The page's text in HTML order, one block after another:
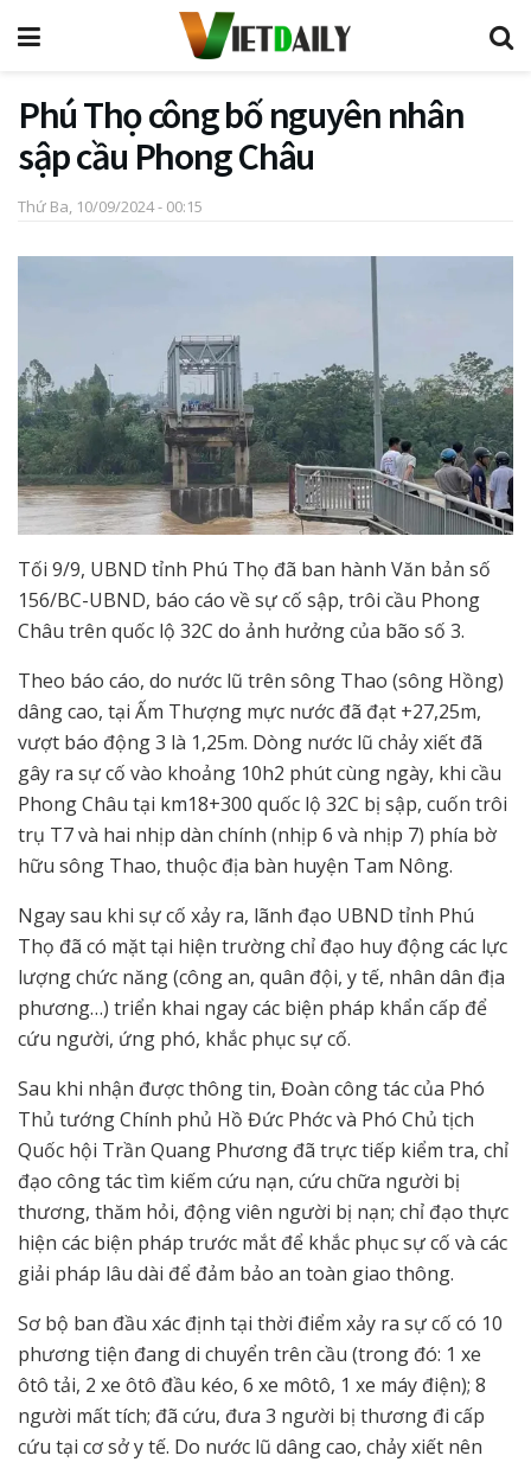
Phú Thọ công bố nguyên nhân
sập cầu Phong Châu
Thứ Ba, 10/09/2024 - 00:15
Tối 9/9, UBND tỉnh Phú Thọ đã ban hành Văn bản số
156/BC-UBND, báo cáo về sự cố sập, trôi cầu Phong
Châu trên quốc lộ 32C do ảnh hưởng của bão số 3.
Theo báo cáo, do nước lũ trên sông Thao (sông Hồng)
dâng cao, tại Ấm Thượng mực nước đã đạt +27,25m,
vượt báo động 3 là 1,25m. Dòng nước lũ chảy xiết đã
gây ra sự cố vào khoảng 10h2 phút cùng ngày, khi cầu
Phong Châu tại km18+300 quốc lộ 32C bị sập, cuốn trôi
trụ T7 và hai nhịp dàn chính (nhịp 6 và nhịp 7) phía bờ
hữu sông Thao, thuộc địa bàn huyện Tam Nông.
Ngay sau khi sự cố xảy ra, lãnh đạo UBND tỉnh Phú
Thọ đã có mặt tại hiện trường chỉ đạo huy động các lực
lượng chức năng (công an, quân đội, y tế, nhân dân địa
phương…) triển khai ngay các biện pháp khẩn cấp để
cứu người, ứng phó, khắc phục sự cố.
Sau khi nhận được thông tin, Đoàn công tác của Phó
Thủ tướng Chính phủ Hồ Đức Phớc và Phó Chủ tịch
Quốc hội Trần Quang Phương đã trực tiếp kiểm tra, chỉ
đạo công tác tìm kiếm cứu nạn, cứu chữa người bị
thương, thăm hỏi, động viên người bị nạn; chỉ đạo thực
hiện các biện pháp trước mắt để khắc phục sự cố và các
giải pháp lâu dài để đảm bảo an toàn giao thông.
Sơ bộ ban đầu xác định tại thời điểm xảy ra sự cố có 10
phương tiện đang di chuyển trên cầu (trong đó: 1 xe
ôtô tải, 2 xe ôtô đầu kéo, 6 xe môtô, 1 xe máy điện); 8
người mất tích; đã cứu, đưa 3 người bị thương đi cấp
cứu tại cơ sở y tế. Do nước lũ dâng cao, chảy xiết nên